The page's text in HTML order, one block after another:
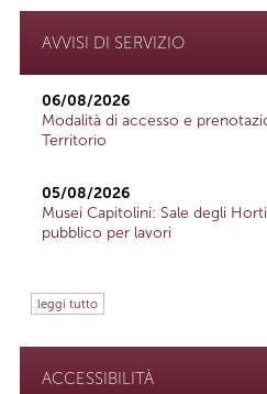
AVVISI DI SERVIZIO
06/08/2026
Modalità di accesso e
Territorio
05/08/2026
Musei Capitolini: Sale degli
pubblico per lavori
leggi tutto
ACCESSIBILITÀ